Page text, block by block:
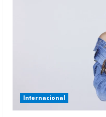
Internacional